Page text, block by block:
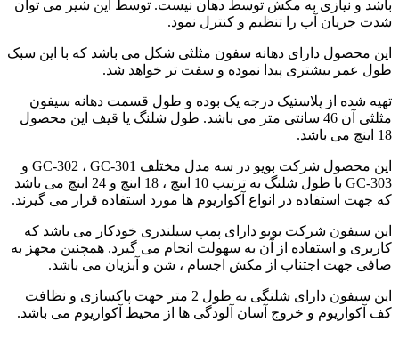
باشد و نیازی به مکش توسط دهان نیست. توسط این شیر می توان
شدت جریان آب را تنظیم و کنترل نمود.
این محصول دارای دهانه سفون مثلثی شکل می باشد که با این سبک
طول عمر بیشتری پیدا نموده و سفت تر خواهد شد.
تهیه شده از پلاستیک درجه یک بوده و طول قسمت دهانه سیفون
مثلثی آن 46 سانتی متر می باشد. طول شلنگ یا قیف این محصول
18 اینچ می باشد.
این محصول شرکت بویو در سه مدل مختلف GC-302 ، GC-301 و
GC-303 با طول شلنگ به ترتیب 10 اینچ ، 18 اینچ و 24 اینچ می باشد
که جهت استفاده در انواع آکواریوم ها مورد استفاده قرار می گیرند.
این سیفون شرکت بویو دارای پمپ سیلندری خودکار می باشد که
کاربری و استفاده از آن به سهولت انجام می گیرد. همچنین مجهز به
صافی جهت اجتناب از مکش اجسام ، شن و آبزیان می باشد.
این سیفون دارای شلنگی به طول 2 متر جهت پاکسازی و نظافت
کف آکواریوم و خروج آسان آلودگی ها از محیط آکواریوم می باشد.